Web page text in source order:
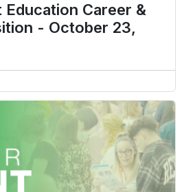
Career &
- October 23,